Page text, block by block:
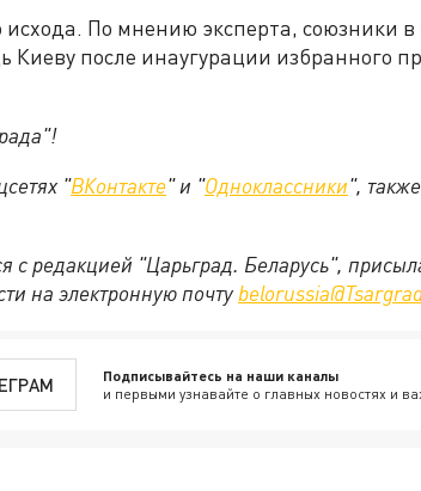
исхода. По мнению эксперта, союзники в
Киеву после инаугурации избранного
"ВКонтакте" и "Одноклассники",
с редакцией "Царьград. Беларусь",
на электронную почту
Подписывайтесь на наши каналы
и первыми узнавайте о главных новостях и